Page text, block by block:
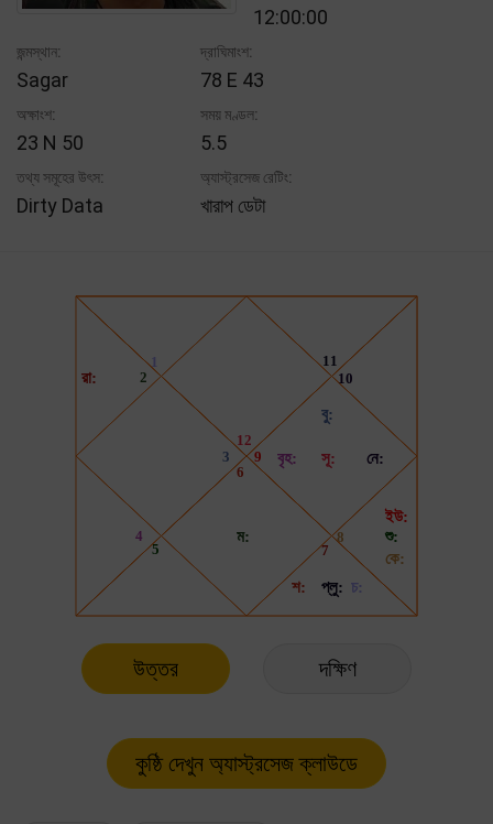
12:00:00
জন্মস্থান:
Sagar
দ্রাঘিমাংশ:
78 E 43
অক্ষাংশ:
23 N 50
সময় মণ্ডল:
5.5
তথ্য সমূহের উৎস:
Dirty Data
অ্যাস্ট্রসেজ রেটিং:
খারাপ ডেটা
উত্তর দক্ষিণ